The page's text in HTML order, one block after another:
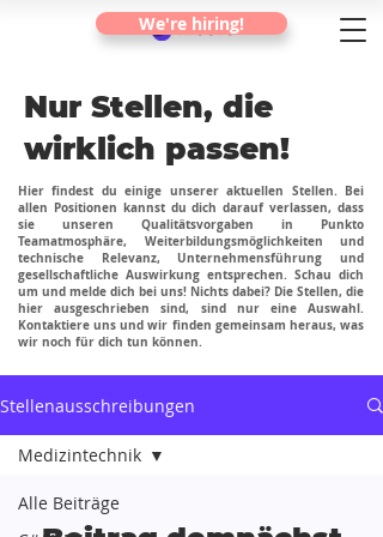
We're hiring!
Nur Stellen, die
wirklich passen!
Hier findest du einige unserer aktuellen Stellen. Bei
allen Positionen kannst du dich darauf verlassen, dass
sie unseren Qualitätsvorgaben in Punkto
Teamatmosphäre, Weiterbildungsmöglichkeiten und
technische Relevanz, Unternehmensführung und
gesellschaftliche Auswirkung entsprechen. Schau dich
um und melde dich bei uns! Nichts dabei? Die Stellen, die
hier ausgeschrieben sind, sind nur eine Auswahl.
Kontaktiere uns und wir finden gemeinsam heraus, was
wir noch für dich tun können.
Stellenausschreibungen
Alle Beiträge
Medizintechnik